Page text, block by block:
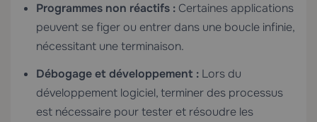
Programmes non réactifs : Certaines applications
peuvent se figer ou entrer dans une boucle infinie,
nécessitant une terminaison.
Débogage et développement : Lors du
développement logiciel, terminer des processus
est nécessaire pour tester et résoudre les